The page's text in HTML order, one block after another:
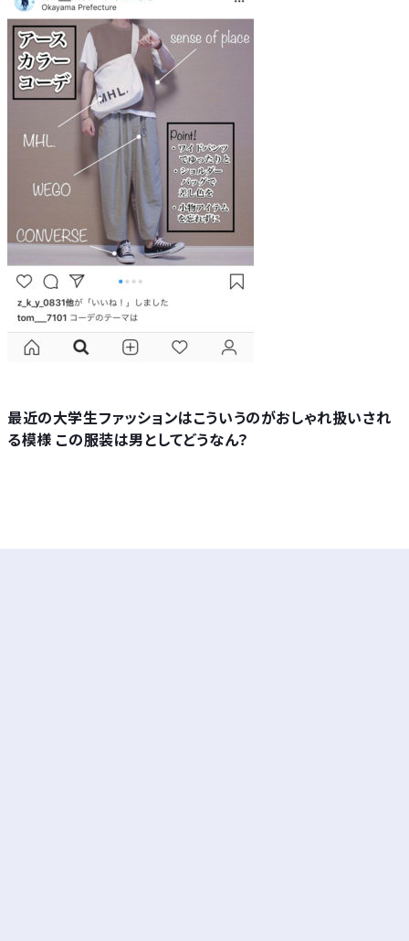
最近の大学生ファッションはこういうのがおしゃれ扱いされ
る模様 この服装は男としてどうなん？